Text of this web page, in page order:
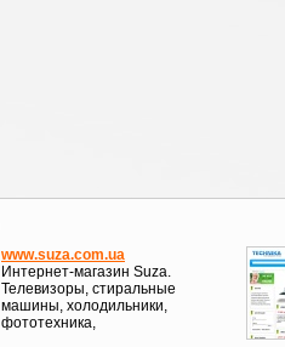
www.suza.com.ua
Интернет-магазин Suza.
Телевизоры, стиральные
машины, холодильники,
фототехника,